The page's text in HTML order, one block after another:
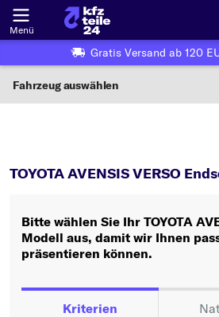
Menü
Gratis Versand ab 120
Fahrzeug auswählen
Wo finde ich die?
Oder
Oder Fahrzeugauswahl nach
Hersteller wählen
TOYOTA AVENSIS VERSO
Bitte wählen Sie Ihr TOYOTA
Modell aus, damit wir Ihnen
präsentieren können.
Kriterien